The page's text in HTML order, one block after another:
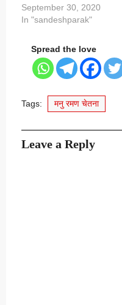
September 30, 2020
In "sandeshparak"
Spread the love
Tags: मनु रमण चेतना
Leave a Reply